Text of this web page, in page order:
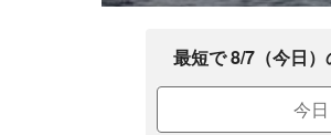
最短で 8/7（今日）
今日